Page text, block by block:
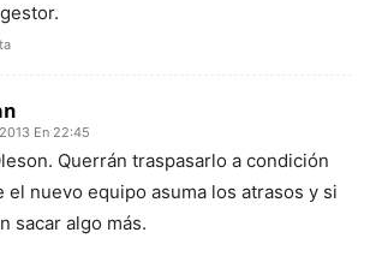
En 22:45
Querrán traspasarlo a condición
el nuevo equipo asuma los atrasos y si
sacar algo más.